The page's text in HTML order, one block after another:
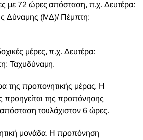
με 72 ώρες απόσταση, π.χ. Δευτέρα:
Δύναμης (ΜΔ)/ Πέμπτη:
μέρες, π.χ. Δευτέρα:
Ταχυδύναμη.
της προπονητικής μέρας. Η
της προπόνησης
απόσταση τουλάχιστον 6 ώρες.
μονάδα. Η προπόνηση